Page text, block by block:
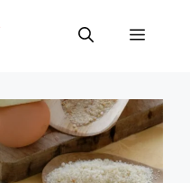
Menu